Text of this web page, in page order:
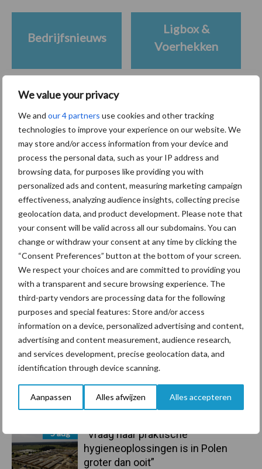
We value your privacy
We and our 4 partners use cookies and other tracking
technologies to improve your experience on our website. We
may store and/or access information from your device and
process the personal data, such as your IP address and
browsing data, for purposes like providing you with
personalized ads and content, measuring marketing campaign
effectiveness, analyzing audience insights, collecting precise
geolocation data, and product development. Please note that
your consent will be valid across all our subdomains. You can
change or withdraw your consent at any time by clicking the
“Consent Preferences” button at the bottom of your screen.
We respect your choices and are committed to providing you
with a transparent and secure browsing experience. The
third-party vendors are processing data for the following
purposes and special features: Store and/or access
information on a device, personalized advertising and content,
advertising and content measurement, audience research,
and services development, precise geolocation data, and
identification through device scanning.
Aanpassen Alles afwijzen Alles accepteren
Primaire
Sidebar
Recent nieuws Partner nieuws
7 aug
Grondstoffenmarkt blijft grillig:
droogte en geopolitiek houden
handel in de greep
7 aug
De speenhuid: een vaak
onderschatte risicofactor voor
mastitis
6 aug
ForFarmers ziet volume en
marktaandeel groeien in krimpende
Nederlandse markt
langere levensduur
5 aug
“Vraag naar praktische
hygieneoplossingen is in Polen
groter dan ooit”
Bedrijfsnieuws
Ligbox &
Voerhekken
Toon meer